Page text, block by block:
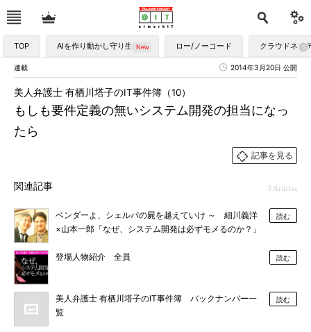
TOP AIを作り動かし守り生かす ロー/ノーコード クラウドネイ
連載 2014年3月20日 公開
もしも要件定義の無いシステム開発の担当になっ
たら
美人弁護士 有栖川塔子のIT事件簿（10）
記事を見る
関連記事 3 Articles
ベンダーよ、シェルパの屍を越えていけ ～ 細川義洋
×山本一郎「なぜ、システム開発は必ずモメるのか？」
読む
登場人物紹介 全員 読む
美人弁護士 有栖川塔子のIT事件簿 バックナンバー一
覧
読む